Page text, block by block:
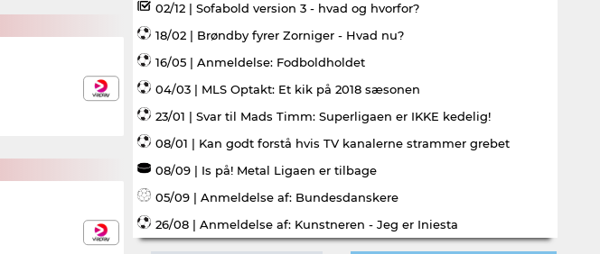
02/12 | Sofabold version 3 - hvad og hvorfor?
18/02 | Brøndby fyrer Zorniger - Hvad nu?
16/05 | Anmeldelse: Fodboldholdet
04/03 | MLS Optakt: Et kik på 2018 sæsonen
23/01 | Svar til Mads Timm: Superligaen er IKKE kedelig!
08/01 | Kan godt forstå hvis TV kanalerne strammer grebet
08/09 | Is på! Metal Ligaen er tilbage
05/09 | Anmeldelse af: Bundesdanskere
26/08 | Anmeldelse af: Kunstneren - Jeg er Iniesta